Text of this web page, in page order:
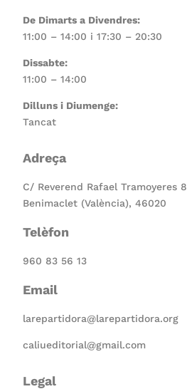
De Dimarts a Divendres:
11:00 – 14:00 i 17:30 – 20:30
Dissabte:
11:00 – 14:00
Dilluns i Diumenge:
Tancat
Adreça
C/ Reverend Rafael Tramoyeres 8
Benimaclet (València), 46020
Telèfon
960 83 56 13
Email
larepartidora@larepartidora.org
caliueditorial@gmail.com
Legal